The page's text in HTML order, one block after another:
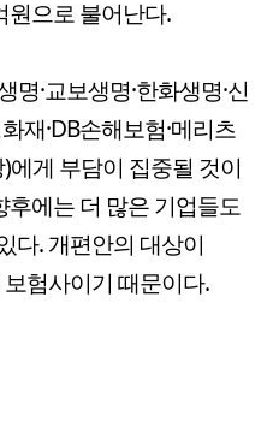
원으로 불어난다.
·교보생명·한화생명·신
재·DB손해보험·메리츠
에게 부담이 집중될 것이
에는 더 많은 기업들도
다. 개편안의 대상이
험사이기 때문이다.